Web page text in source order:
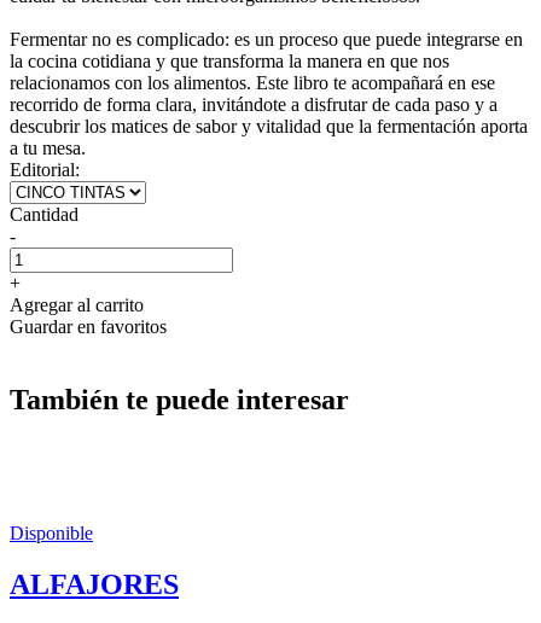
Fermentar no es complicado: es un proceso que puede integrarse en
la cocina cotidiana y que transforma la manera en que nos
relacionamos con los alimentos. Este libro te acompañará en ese
recorrido de forma clara, invitándote a disfrutar de cada paso y a
descubrir los matices de sabor y vitalidad que la fermentación aporta
a tu mesa.
Editorial:
Cantidad
-
+
Agregar al carrito
Guardar en favoritos
También te puede interesar
Disponible
ALFAJORES